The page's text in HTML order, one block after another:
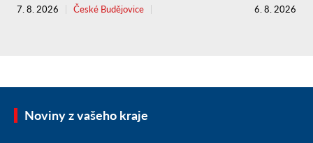
7. 8. 2026 České Budějovice 6. 8. 2026
Noviny z vašeho kraje